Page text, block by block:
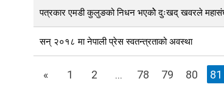
पत्रकार एमडी कुलुङको निधन भएकोे दुःखद् खवरले
सन् २०१८ मा नेपाली प्रेस स्वतन्त्रताको अवस्था
« 1 2 ... 78 79 80 81